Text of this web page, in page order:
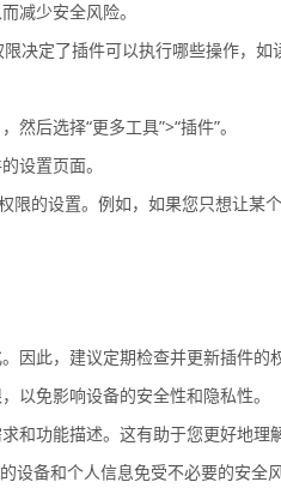
减少安全风险。
决定了插件可以执行哪些操作，如
后选择“更多工具”>“插件”。
设置页面。
的设置。例如，如果您只想让某
此，建议定期检查并更新插件的
以免影响设备的安全性和隐私性。
功能描述。这有助于您更好地理
设备和个人信息免受不必要的安全风